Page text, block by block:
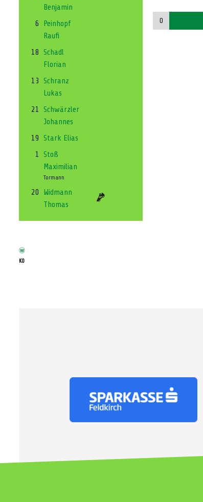
Benjamin
6
Peinhopf
Raufi
18 Schadl
Florian
13 Schranz
Lukas
21 Schwärzler
Johannes
19 Stark Elias
1 Stoß
Maximilian
Tormann
20
Widmann
Thomas
0
KO